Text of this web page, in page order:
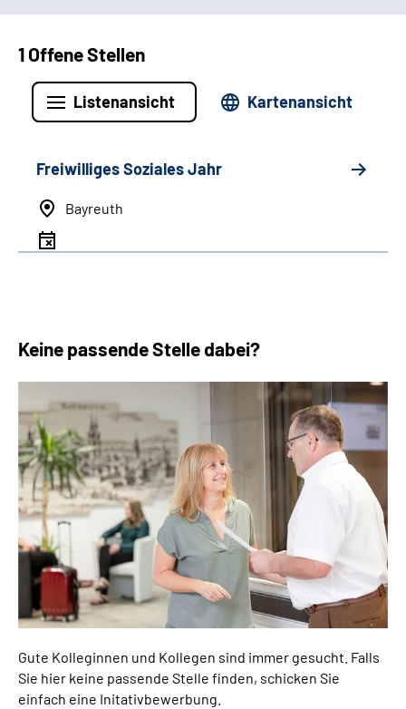
1 Offene Stellen
Listenansicht Kartenansicht
Freiwilliges Soziales Jahr
Bayreuth
Keine passende Stelle dabei?
Gute Kolleginnen und Kollegen sind immer gesucht. Falls
Sie hier keine passende Stelle finden, schicken Sie
einfach eine Initativbewerbung.